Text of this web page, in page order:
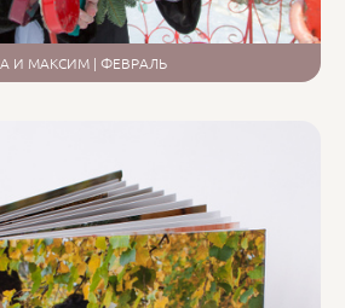
И МАКСИМ | ФЕВРАЛЬ